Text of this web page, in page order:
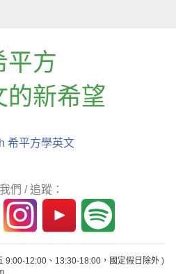
平方
的新希望
希平方學英文
們 / 追蹤：
9:00-12:00、13:30-18:00，國定假日除外 )